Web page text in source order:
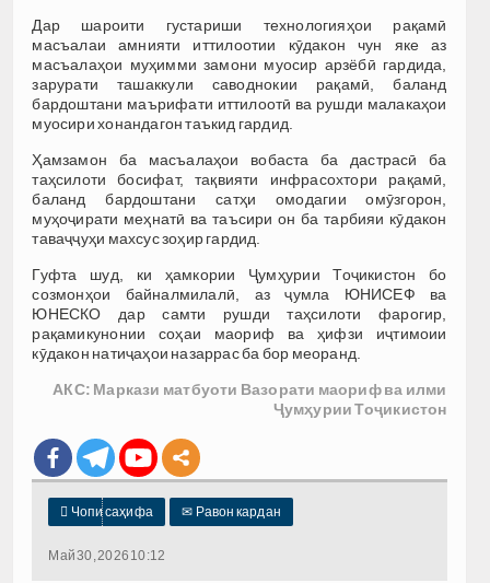
Дар шароити густариши технологияҳои рақамӣ
масъалаи амнияти иттилоотии кӯдакон чун яке аз
масъалаҳои муҳимми замони муосир арзёбӣ гардида,
зарурати ташаккули саводнокии рақамӣ, баланд
бардоштани маърифати иттилоотӣ ва рушди малакаҳои
муосири хонандагон таъкид гардид.
Ҳамзамон ба масъалаҳои вобаста ба дастрасӣ ба
таҳсилоти босифат, тақвияти инфрасохтори рақамӣ,
баланд бардоштани сатҳи омодагии омӯзгорон,
муҳоҷирати меҳнатӣ ва таъсири он ба тарбияи кӯдакон
таваҷҷуҳи махсус зоҳир гардид.
Гуфта шуд, ки ҳамкории Ҷумҳурии Тоҷикистон бо
созмонҳои байналмилалӣ, аз ҷумла ЮНИСЕФ ва
ЮНЕСКО дар самти рушди таҳсилоти фарогир,
рақамикунонии соҳаи маориф ва ҳифзи иҷтимоии
кӯдакон натиҷаҳои назаррас ба бор меоранд.
АКС: Маркази матбуоти Вазорати маориф ва илми
Ҷумҳурии Тоҷикистон
 Чопи саҳифа ✉ Равон кардан
Май 30, 2026 10:12